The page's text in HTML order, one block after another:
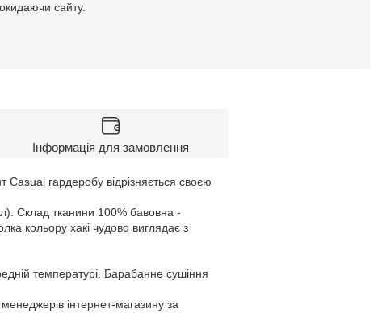
сайту.
Інформація для замовлення
гардеробу відрізняється своєю
Склад тканини 100% бавовна -
кольору хакі чудово виглядає з
температурі. Барабанне сушіння
інтернет-магазину за